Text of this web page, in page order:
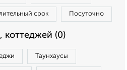
срок Посуточно
коттеджей (0)
Таунхаусы